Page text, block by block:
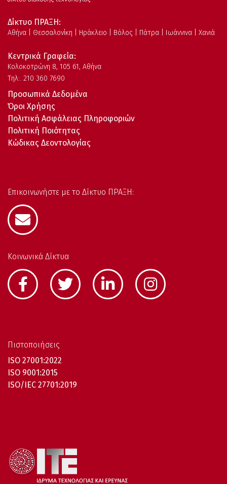
Δίκτυο ΠΡΑΞΗ:
Αθήνα | Θεσσαλονίκη | Ηράκλειο | Βόλος | Πάτρα | Ιωάννινα | Χανιά
Κεντρικά Γραφεία:
Kολοκοτρώνη 8, 105 61, Αθήνα
Τηλ:. 210 360 7690
Προσωπικά Δεδομένα
Όροι Χρήσης
Πολιτική Ασφάλειας Πληροφοριών
Πολιτική Ποιότητας
Κώδικας Δεοντολογίας
Επικοινωνήστε με το Δίκτυο ΠΡΑΞΗ:
Κοινωνικά Δίκτυα
Πιστοποιήσεις
ISO 27001:2022
ISO 9001:2015
ISO/IEC 27701:2019